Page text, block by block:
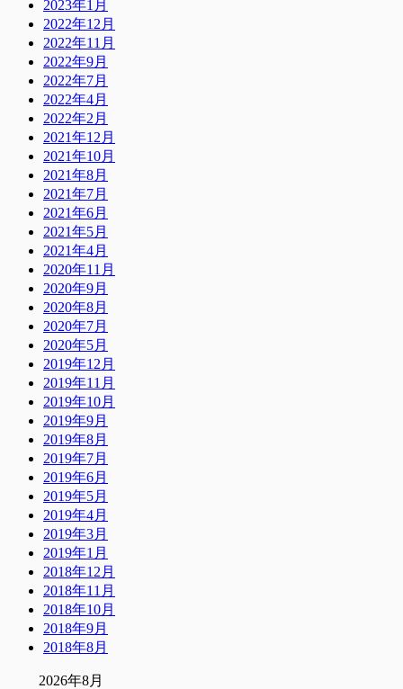
2023年1月
2022年12月
2022年11月
2022年9月
2022年7月
2022年4月
2022年2月
2021年12月
2021年10月
2021年8月
2021年7月
2021年6月
2021年5月
2021年4月
2020年11月
2020年9月
2020年8月
2020年7月
2020年5月
2019年12月
2019年11月
2019年10月
2019年9月
2019年8月
2019年7月
2019年6月
2019年5月
2019年4月
2019年3月
2019年1月
2018年12月
2018年11月
2018年10月
2018年9月
2018年8月
2026年8月